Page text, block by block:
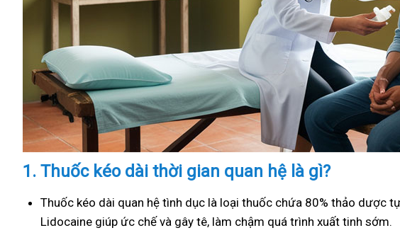
1. Thuốc kéo dài thời gian quan hệ là gì?
Thuốc kéo dài quan hệ tình dục là loại thuốc chứa 80% thảo dược
Lidocaine giúp ức chế và gây tê, làm chậm quá trình xuất tinh sớm.